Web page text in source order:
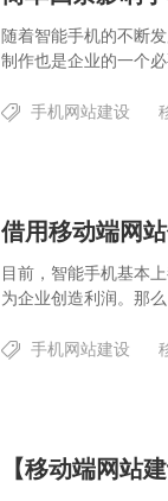
随着智能手机的不断
制作也是企业的一个
手机网站建设
借用移动端网
目前，智能手机基本
为企业创造利润。那
手机网站建设